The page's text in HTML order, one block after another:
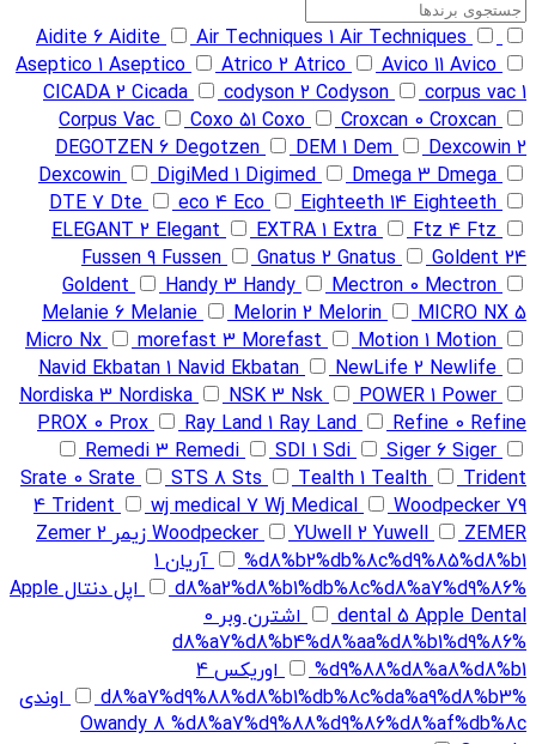
Aidite 6 Aidite Air Techniques 1 Air Techniques
Aseptico 1 Aseptico Atrico 2 Atrico Avico 11 Avico
CICADA 2 Cicada codyson 2 Codyson corpus vac 1
Corpus Vac
Coxo 51 Coxo Croxcan 0 Croxcan
DEGOTZEN 6 Degotzen DEM 1 Dem Dexcowin 2
Dexcowin
DigiMed 1 Digimed Dmega 3 Dmega
DTE 7 Dte eco 4 Eco Eighteeth 14 Eighteeth
ELEGANT 2 Elegant EXTRA 1 Extra Ftz 4 Ftz
Fussen 9 Fussen Gnatus 2 Gnatus Goldent 24
Goldent
Handy 3 Handy Mectron 0 Mectron
Melanie 6 Melanie Melorin 2 Melorin MICRO NX 5
Micro Nx
morefast 3 Morefast Motion 1 Motion
Navid Ekbatan 1 Navid Ekbatan NewLife 2 Newlife
Nordiska 3 Nordiska NSK 3 Nsk POWER 1 Power
PROX 0 Prox Ray Land 1 Ray Land Refine 0 Refine
Remedi 3 Remedi SDI 1 Sdi Siger 6 Siger
Srate 0 Srate STS 8 Sts Tealth 1 Tealth
Trident
4 Trident wj medical 7 Wj Medical Woodpecker 79
Woodpecker
YUwell 2 Yuwell ZEMER زیمر 2
Zemer
%d8%b2%db%8c%d9%85%d8%b1
آریان 1
%d8%a2%d8%b1%db%8c%d8%a7%d9%86
اپل دنتال Apple
dental 5 Apple Dental اشترن وبر 0
%d8%a7%d8%b4%d8%aa%d8%b1%d9%86
%d9%88%d8%a8%d8%b1
اوریکس 4
%d8%a7%d9%88%d8%b1%db%8c%da%a9%d8%b3
اوندی
Owandy 8 %d8%a7%d9%88%d9%86%d8%af%db%8c